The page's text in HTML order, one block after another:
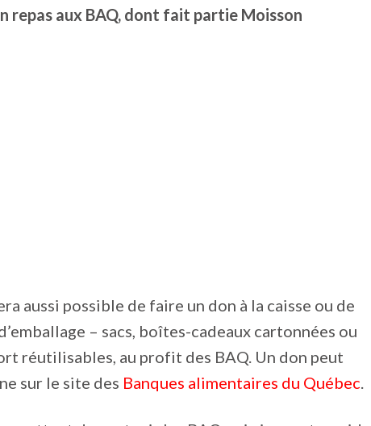
repas aux BAQ, dont fait partie Moisson
aussi possible de faire un don à la caisse ou de
– sacs, boîtes-cadeaux cartonnées ou
réutilisables, au profit des BAQ. Un don peut
sur le site des Banques alimentaires du Québec.